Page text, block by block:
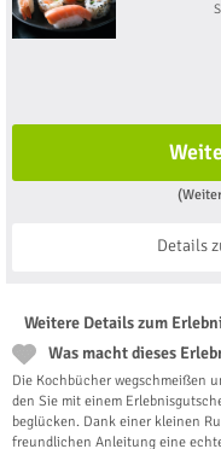
Details
Weitere Details zum
Was macht dieses
Die Kochbücher wegschmeißen
den Sie mit einem
beglücken. Dank einer kleinen
freundlichen Anleitung eine